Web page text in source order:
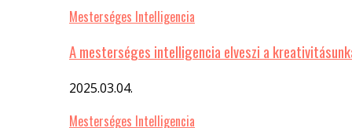
Mesterséges Intelligencia
A mesterséges intelligencia elveszi a
2025.03.04.
Mesterséges Intelligencia